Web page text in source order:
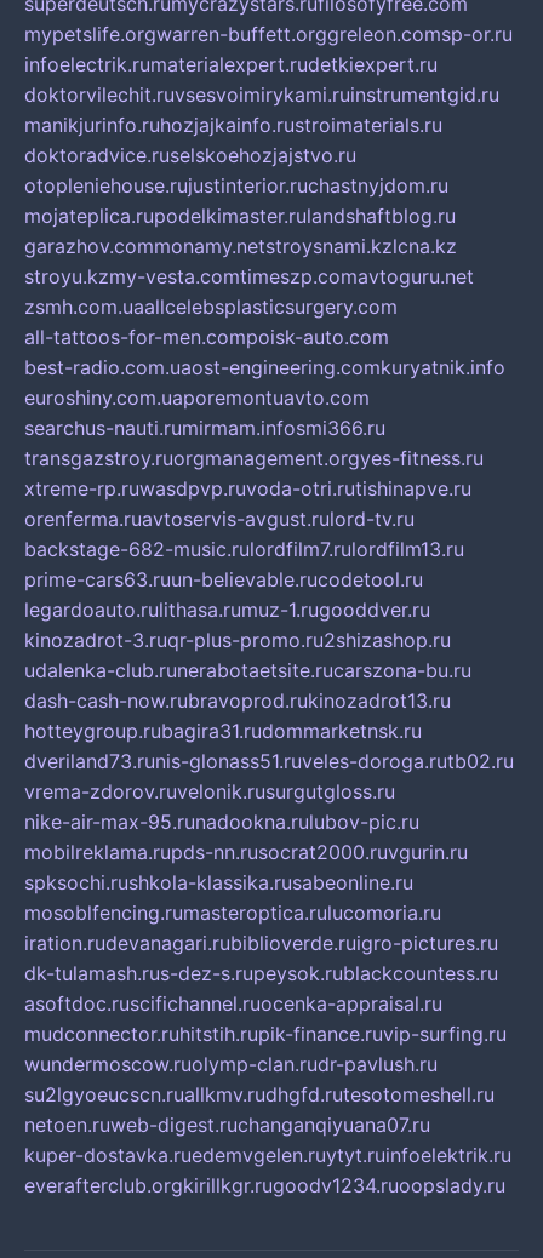
mypetslife.orgwarren-buffett.orggreleon.comsp-or.ru
infoelectrik.rumaterialexpert.rudetkiexpert.ru
doktorvilechit.ruvsesvoimirykami.ruinstrumentgid.ru
manikjurinfo.ruhozjajkainfo.rustroimaterials.ru
doktoradvice.ruselskoehozjajstvo.ru
otopleniehouse.rujustinterior.ruchastnyjdom.ru
mojateplica.rupodelkimaster.rulandshaftblog.ru
garazhov.commonamy.netstroysnami.kzlcna.kz
stroyu.kzmy-vesta.comtimeszp.comavtoguru.net
zsmh.com.uaallcelebsplasticsurgery.com
all-tattoos-for-men.compoisk-auto.com
best-radio.com.uaost-engineering.comkuryatnik.info
euroshiny.com.uaporemontuavto.com
searchus-nauti.rumirmam.infosmi366.ru
transgazstroy.ruorgmanagement.orgyes-fitness.ru
xtreme-rp.ruwasdpvp.ruvoda-otri.rutishinapve.ru
orenferma.ruavtoservis-avgust.rulord-tv.ru
backstage-682-music.rulordfilm7.rulordfilm13.ru
prime-cars63.ruun-believable.rucodetool.ru
legardoauto.rulithasa.rumuz-1.rugooddver.ru
kinozadrot-3.ruqr-plus-promo.ru2shizashop.ru
udalenka-club.runerabotaetsite.rucarszona-bu.ru
dash-cash-now.rubravoprod.rukinozadrot13.ru
hotteygroup.rubagira31.rudommarketnsk.ru
dveriland73.runis-glonass51.ruveles-doroga.rutb02.ru
vrema-zdorov.ruvelonik.rusurgutgloss.ru
nike-air-max-95.runadookna.rulubov-pic.ru
mobilreklama.rupds-nn.rusocrat2000.ruvgurin.ru
spksochi.rushkola-klassika.rusabeonline.ru
mosoblfencing.rumasteroptica.rulucomoria.ru
iration.rudevanagari.rubiblioverde.ruigro-pictures.ru
dk-tulamash.rus-dez-s.rupeysok.rublackcountess.ru
asoftdoc.ruscifichannel.ruocenka-appraisal.ru
mudconnector.ruhitstih.rupik-finance.ruvip-surfing.ru
wundermoscow.ruolymp-clan.rudr-pavlush.ru
su2lgyoeucscn.ruallkmv.rudhgfd.rutesotomeshell.ru
netoen.ruweb-digest.ruchanganqiyuana07.ru
kuper-dostavka.ruedemvgelen.ruytyt.ruinfoelektrik.ru
everafterclub.orgkirillkgr.rugoodv1234.ruoopslady.ru